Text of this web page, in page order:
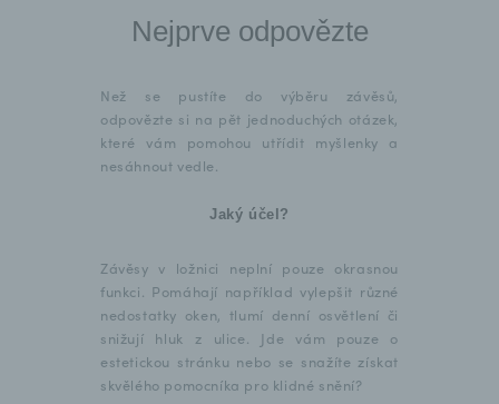
Nejprve odpovězte
Než se pustíte do výběru závěsů,
odpovězte si na pět jednoduchých otázek,
které vám pomohou utřídit myšlenky a
nesáhnout vedle.
Jaký účel?
Závěsy v ložnici neplní pouze okrasnou
funkci. Pomáhají například vylepšit různé
nedostatky oken, tlumí denní osvětlení či
snižují hluk z ulice. Jde vám pouze o
estetickou stránku nebo se snažíte získat
skvělého pomocníka pro klidné snění?